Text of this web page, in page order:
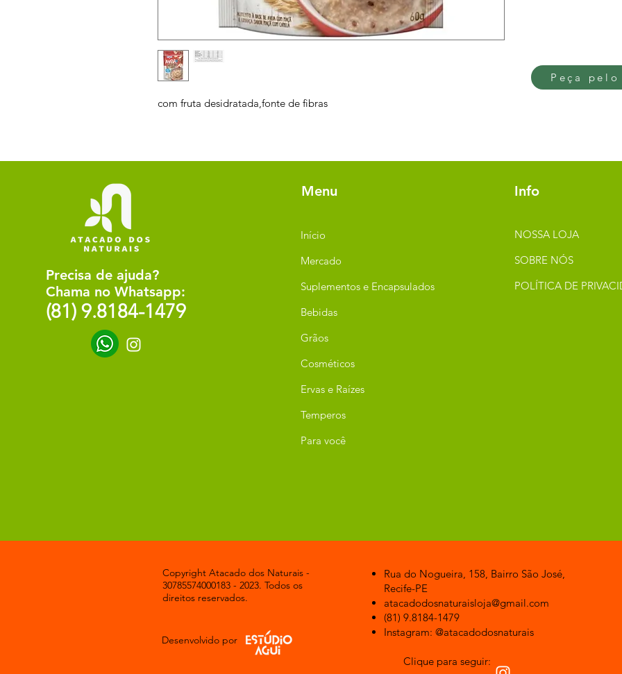
com fruta desidratada,fonte de fibras
Peça pelo
Precisa de ajuda?
Chama no Whatsapp:
(81) 9.8184-1479
Menu
Início
Mercado
Suplementos e Encapsulados
Bebidas
Grãos
Cosméticos
Ervas e Raízes
Temperos
Para você
Info
NOSSA LOJA
SOBRE NÓS
POLÍTICA DE
Copyright Atacado dos Naturais -
30785574000183 - 2023. Todos os
direitos reservados.
Desenvolvido por
Rua do Nogueira, 158, Bairro São José,
Recife-PE
atacadodosnaturaisloja@gmail.com
(81) 9.8184-1479
Instagram: @atacadodosnaturais
Clique para seguir: